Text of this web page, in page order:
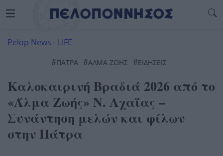
Pelop News - LIFE
#ΠΆΤΡΑ #ΑΛΜΑ ΖΩΗΣ #ΕΙΔΗΣΕΙΣ
Καλοκαιρινή Βραδιά 2026 από το
«Άλμα Ζωής» Ν. Αχαΐας –
Συνάντηση μελών και φίλων
στην Πάτρα